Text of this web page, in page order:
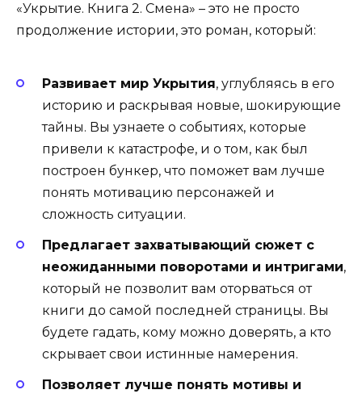
«Укрытие. Книга 2. Смена» – это не просто
продолжение истории, это роман, который:
Развивает мир Укрытия, углубляясь в его
историю и раскрывая новые, шокирующие
тайны. Вы узнаете о событиях, которые
привели к катастрофе, и о том, как был
построен бункер, что поможет вам лучше
понять мотивацию персонажей и
сложность ситуации.
Предлагает захватывающий сюжет с
неожиданными поворотами и интригами,
который не позволит вам оторваться от
книги до самой последней страницы. Вы
будете гадать, кому можно доверять, а кто
скрывает свои истинные намерения.
Позволяет лучше понять мотивы и